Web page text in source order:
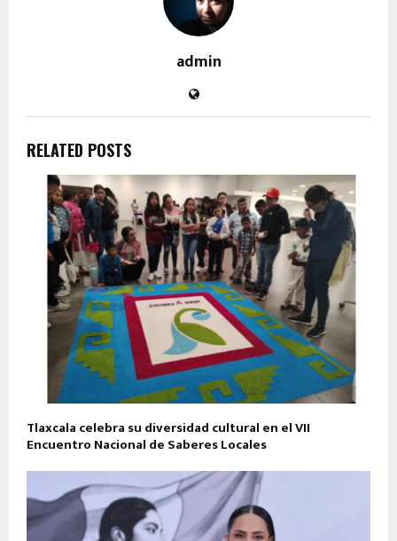
admin
RELATED POSTS
Tlaxcala celebra su diversidad cultural en el VII
Encuentro Nacional de Saberes Locales